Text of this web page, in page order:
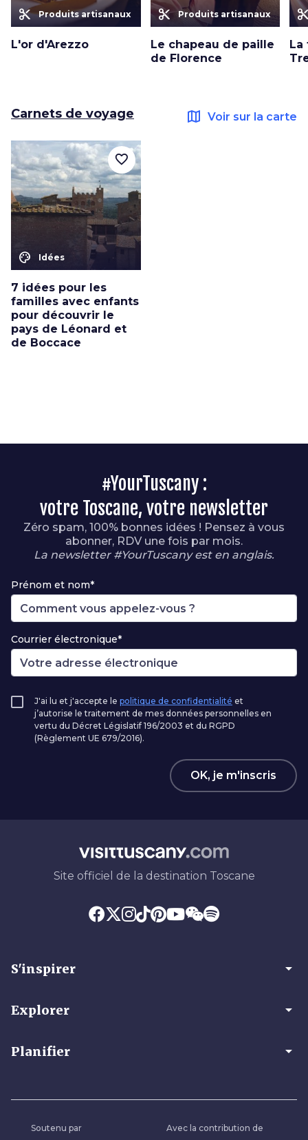
content_cut Produits artisanaux
L'or d'Arezzo
content_cut Produits artisanaux
Le chapeau de paille
de Florence
La
Carnets de voyage map Voir sur la carte
color_lens Idées
7 idées pour les
familles avec enfants
pour découvrir le
pays de Léonard et
de Boccace
favorite_border
#YourTuscany :
votre Toscane, votre newsletter
Zéro spam, 100% bonnes idées ! Pensez à vous
abonner, RDV une fois par mois.
La newsletter #YourTuscany est en anglais.
Prénom et nom*
Courrier électronique*
J'ai lu et j'accepte le politique de confidentialité et
j’autorise le traitement de mes données personnelles en
vertu du Décret Législatif 196/2003 et du RGPD
(Règlement UE 679/2016).
OK, je m'inscris
Site officiel de la destination Toscane
S'inspirer arrow_drop_down
Explorer arrow_drop_down
Planifier arrow_drop_down
Soutenu par Avec la contribution de